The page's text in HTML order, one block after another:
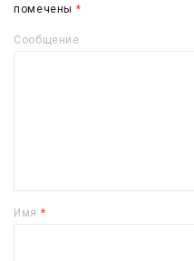
помечены *
Сообщение
Имя *